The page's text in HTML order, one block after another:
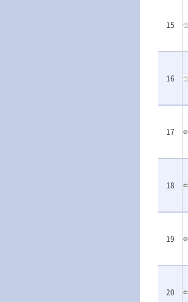
- 라운드너트드라이버
15
16
17
18
19
20